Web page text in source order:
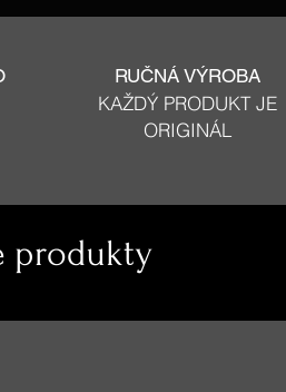
RUČNÁ VÝROBA
KAŽDÝ PRODUKT JE
ORIGINÁL
produkty